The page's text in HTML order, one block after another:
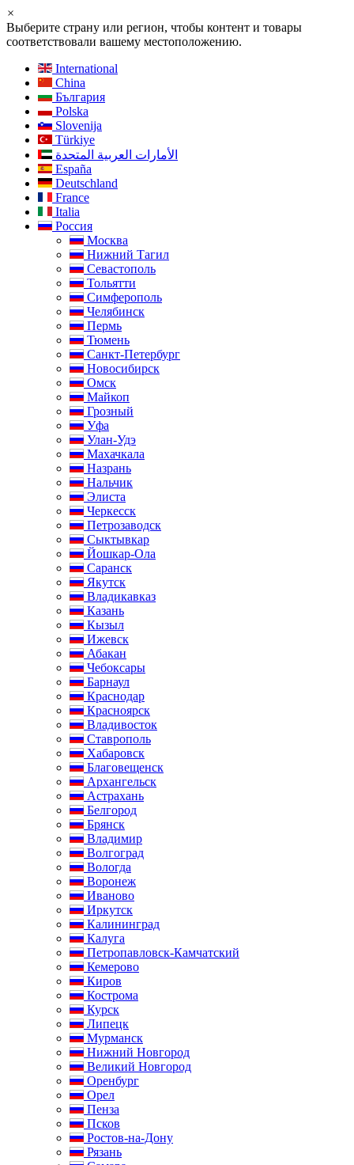
×
Выберите страну или регион, чтобы контент и товары
соответствовали вашему местоположению.
International
China
България
Polska
Slovenija
Türkiye
الأمارات العربية المتحدة
España
Deutschland
France
Italia
Россия
Москва
Нижний Тагил
Севастополь
Тольятти
Симферополь
Челябинск
Пермь
Тюмень
Санкт-Петербург
Новосибирск
Омск
Майкоп
Грозный
Уфа
Улан-Удэ
Махачкала
Назрань
Нальчик
Элиста
Черкесск
Петрозаводск
Сыктывкар
Йошкар-Ола
Саранск
Якутск
Владикавказ
Казань
Кызыл
Ижевск
Абакан
Чебоксары
Барнаул
Краснодар
Красноярск
Владивосток
Ставрополь
Хабаровск
Благовещенск
Архангельск
Астрахань
Белгород
Брянск
Владимир
Волгоград
Вологда
Воронеж
Иваново
Иркутск
Калининград
Калуга
Петропавловск-Камчатский
Кемерово
Киров
Кострома
Курск
Липецк
Мурманск
Нижний Новгород
Великий Новгород
Оренбург
Орел
Пенза
Псков
Ростов-на-Дону
Рязань